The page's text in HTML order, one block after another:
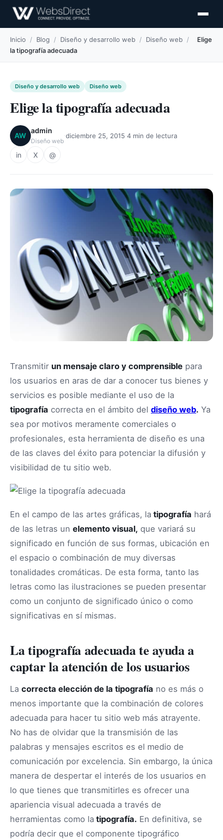
Inicio / Blog / Diseño y desarrollo web / Diseño web /
Elige
la tipografía adecuada
Diseño y desarrollo web Diseño web
Elige la tipografía adecuada
AW
admin
Diseño web
diciembre 25, 2015 4 min de lectura
in X @
Transmitir un mensaje claro y comprensible para
los usuarios en aras de dar a conocer tus bienes y
servicios es posible mediante el uso de la
tipografía correcta en el ámbito del diseño web. Ya
sea por motivos meramente comerciales o
profesionales, esta herramienta de diseño es una
de las claves del éxito para potenciar la difusión y
visibilidad de tu sitio web.
En el campo de las artes gráficas, la tipografía hará
de las letras un elemento visual, que variará su
significado en función de sus formas, ubicación en
el espacio o combinación de muy diversas
tonalidades cromáticas. De esta forma, tanto las
letras como las ilustraciones se pueden presentar
como un conjunto de significado único o como
significativas en sí mismas.
La tipografía adecuada te ayuda a
captar la atención de los usuarios
La correcta elección de la tipografía no es más o
menos importante que la combinación de colores
adecuada para hacer tu sitio web más atrayente.
No has de olvidar que la transmisión de las
palabras y mensajes escritos es el medio de
comunicación por excelencia. Sin embargo, la única
manera de despertar el interés de los usuarios en
lo que tienes que transmitirles es ofrecer una
apariencia visual adecuada a través de
herramientas como la tipografía. En definitiva, se
podría decir que el componente tipográfico